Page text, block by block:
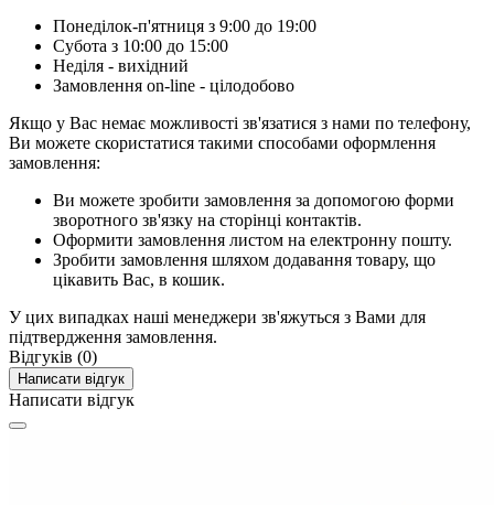
Понеділок-п'ятниця з 9:00 до 19:00
Субота з 10:00 до 15:00
Неділя - вихідний
Замовлення on-line - цілодобово
Якщо у Вас немає можливості зв'язатися з нами по телефону,
Ви можете скористатися такими способами оформлення
замовлення:
Ви можете зробити замовлення за допомогою форми
зворотного зв'язку на сторінці контактів.
Оформити замовлення листом на електронну пошту.
Зробити замовлення шляхом додавання товару, що
цікавить Вас, в кошик.
У цих випадках наші менеджери зв'яжуться з Вами для
підтвердження замовлення.
Відгуків (0)
Написати відгук
Написати відгук